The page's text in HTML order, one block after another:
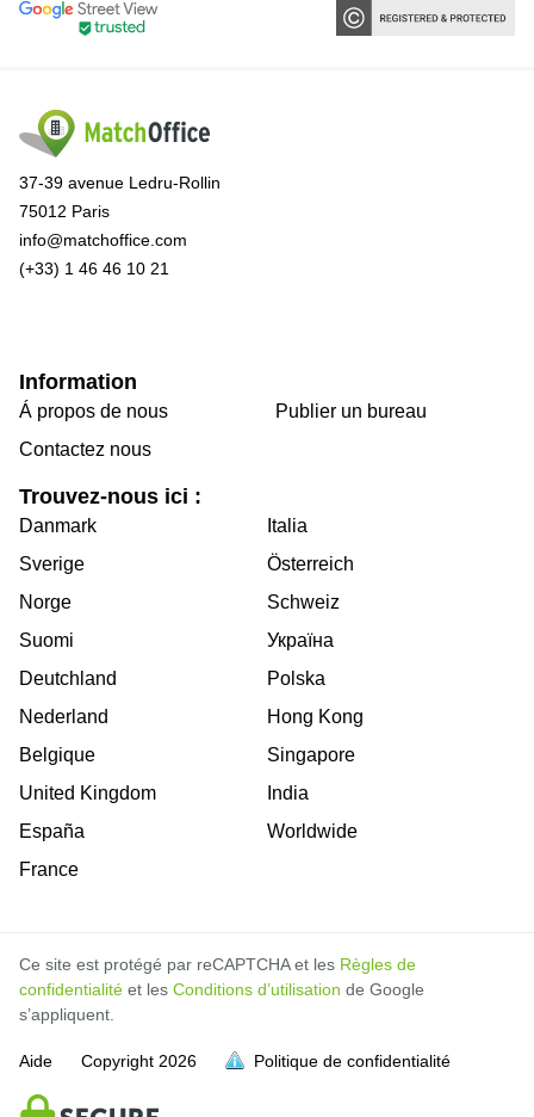
37-39 avenue Ledru-Rollin
75012 Paris
info@matchoffice.com
(+33) 1 46 46 10 21
Information
Á propos de nous
Contactez nous
Publier un bureau
Trouvez-nous ici :
Danmark
Sverige
Norge
Suomi
Deutchland
Nederland
Belgique
United Kingdom
España
France
Italia
Österreich
Schweiz
Україна
Polska
Hong Kong
Singapore
India
Worldwide
Ce site est protégé par reCAPTCHA et les Règles de
confidentialité et les Conditions d’utilisation de Google
s’appliquent.
Aide Copyright 2026 Politique de confidentialité